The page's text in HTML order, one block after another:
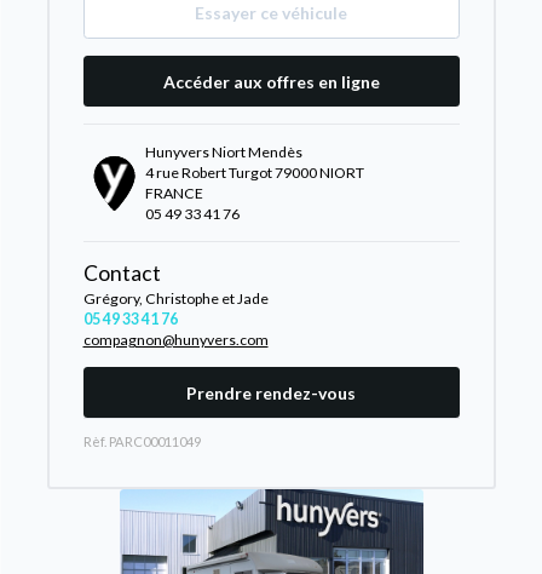
Essayer ce véhicule
Accéder aux offres en ligne
Hunyvers Niort Mendès
4 rue Robert Turgot 79000 NIORT
FRANCE
05 49 33 41 76
Contact
Grégory, Christophe et Jade
05 49 33 41 76
compagnon@hunyvers.com
Prendre rendez-vous
Rèf. PARC00011049